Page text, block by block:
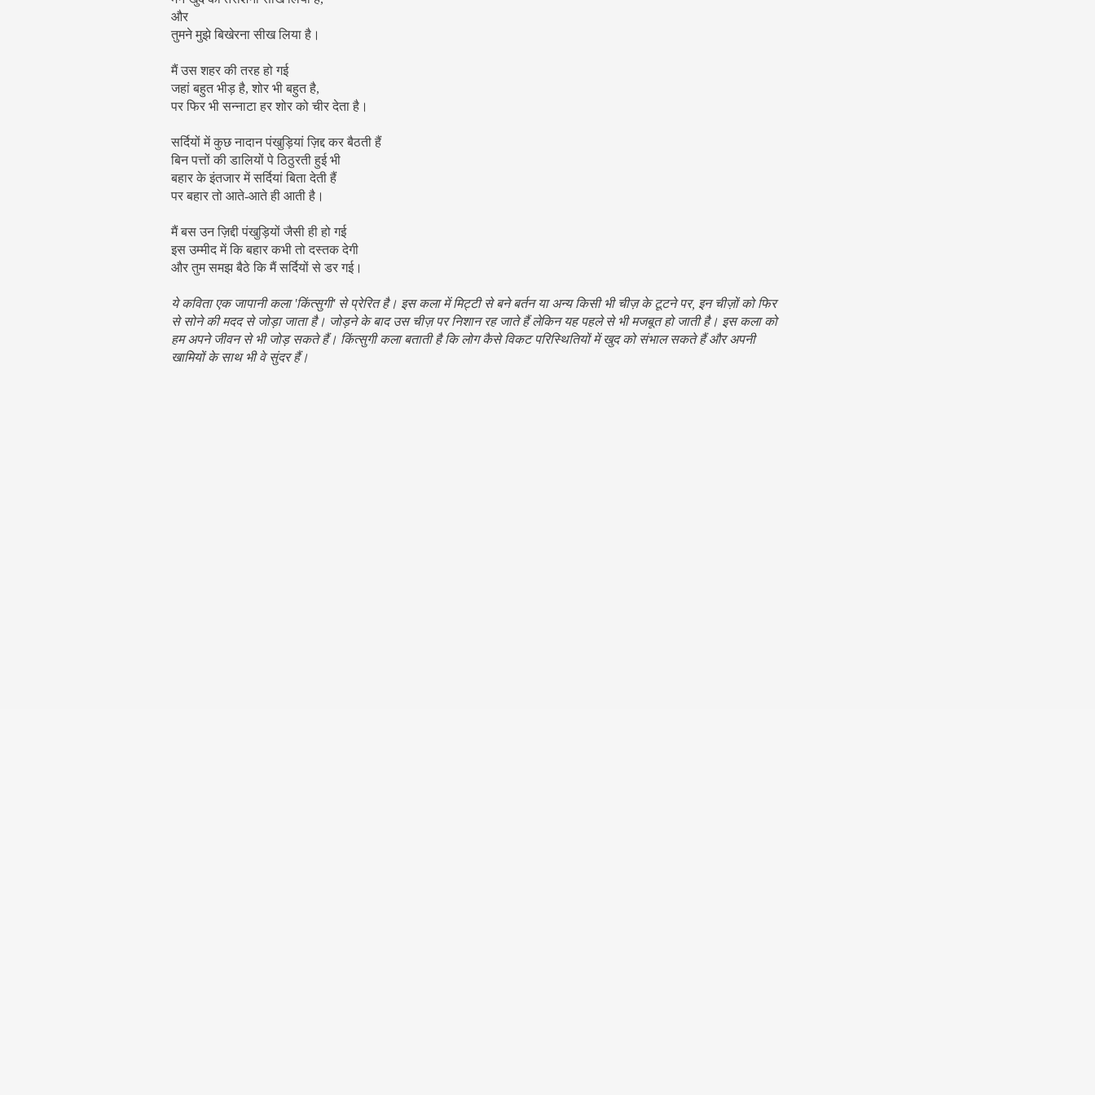
और
तुमने मुझे बिखेरना सीख लिया है।
मैं उस शहर की तरह हो गई
जहां बहुत भीड़ है, शोर भी बहुत है,
पर फिर भी सन्नाटा हर शोर को चीर देता है।
सर्दियों में कुछ नादान पंखुड़ियां ज़िद्द कर बैठती हैं
बिन पत्तों की डालियों पे ठिठुरती हुई भी
बहार के इंतजार में सर्दियां बिता देती हैं
पर बहार तो आते-आते ही आती है।
मैं बस उन ज़िद्दी पंखुड़ियों जैसी ही हो गई
इस उम्मीद में कि बहार कभी तो दस्तक देगी
और तुम समझ बैठे कि मैं सर्दियों से डर गई।
ये कविता एक जापानी कला 'किंत्सुगी' से प्रेरित है। इस कला में मिट्टी से बने बर्तन या अन्य किसी भी चीज़ के टूटने पर, इन चीज़ों को फिर
से सोने की मदद से जोड़ा जाता है। जोड़ने के बाद उस चीज़ पर निशान रह जाते हैं लेकिन यह पहले से भी मजबूत हो जाती है। इस कला को
हम अपने जीवन से भी जोड़ सकते हैं। किंत्सुगी कला बताती है कि लोग कैसे विकट परिस्थितियों में खुद को संभाल सकते हैं और अपनी
खामियों के साथ भी वे सुंदर हैं।